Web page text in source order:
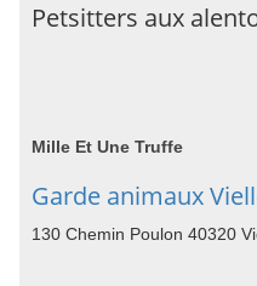
Petsitters aux
Mille Et Une Truffe
Garde animaux
130 Chemin Poulon 40320